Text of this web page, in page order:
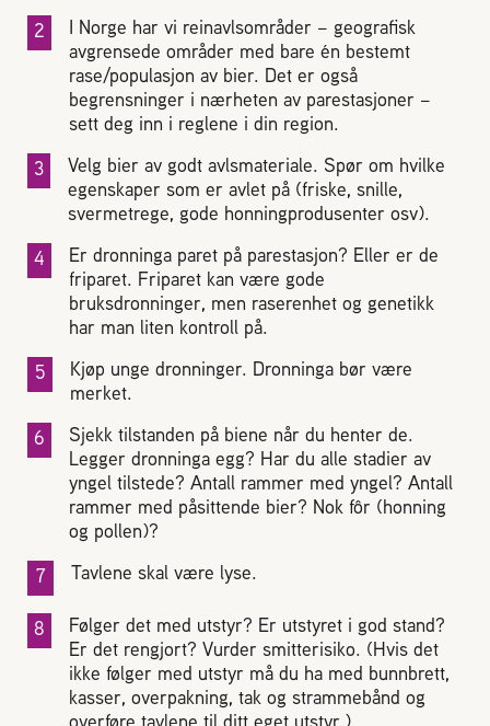
I Norge har vi reinavlsområder – geografisk
avgrensede områder med bare én bestemt
rase/populasjon av bier. Det er også
begrensninger i nærheten av parestasjoner –
sett deg inn i reglene i din region.
Velg bier av godt avlsmateriale. Spør om hvilke
egenskaper som er avlet på (friske, snille,
svermetrege, gode honningprodusenter osv).
Er dronninga paret på parestasjon? Eller er de
friparet. Friparet kan være gode
bruksdronninger, men raserenhet og genetikk
har man liten kontroll på.
Kjøp unge dronninger. Dronninga bør være
merket.
Sjekk tilstanden på biene når du henter de.
Legger dronninga egg? Har du alle stadier av
yngel tilstede? Antall rammer med yngel? Antall
rammer med påsittende bier? Nok fôr (honning
og pollen)?
Tavlene skal være lyse.
Følger det med utstyr? Er utstyret i god stand?
Er det rengjort? Vurder smitterisiko. (Hvis det
ikke følger med utstyr må du ha med bunnbrett,
kasser, overpakning, tak og strammebånd og